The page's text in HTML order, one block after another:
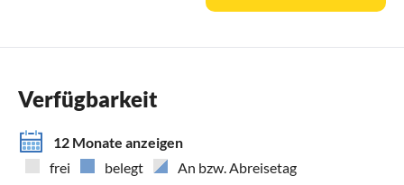
Verfügbarkeit
12 Monate anzeigen
frei
belegt An bzw. Abreisetag